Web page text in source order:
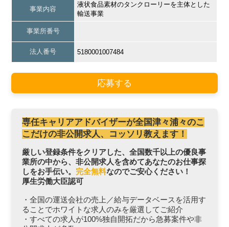
事業内容
液状食品素材のタンクローリーを主体とした
輸送事業
事業所番号
法人番号 5180001007484
応募する
専任キャリアアドバイザーが全国津々浦々のこ
こだけの非公開求人、コッソリ教えます！
厳しい登録条件をクリアした、全国数千以上の優良事
業所の中から、非公開求人を含めてあなたのお仕事探
しをお手伝い。 完全無料なのでご安心ください！
厚生労働大臣認可
・全国の運送会社の売上／給与データベースを活用す
ることでホワイトな求人のみを厳選してご紹介
・すべての求人が100%独自開拓だから急募案件や非